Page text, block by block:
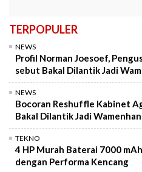
TERPOPULER
NEWS
Profil Norman Joesoef,
sebut Bakal Dilantik Jadi
NEWS
Bocoran Reshuffle Kabinet
Bakal Dilantik Jadi Wamenhan
TEKNO
4 HP Murah Baterai 7000
dengan Performa Kencang